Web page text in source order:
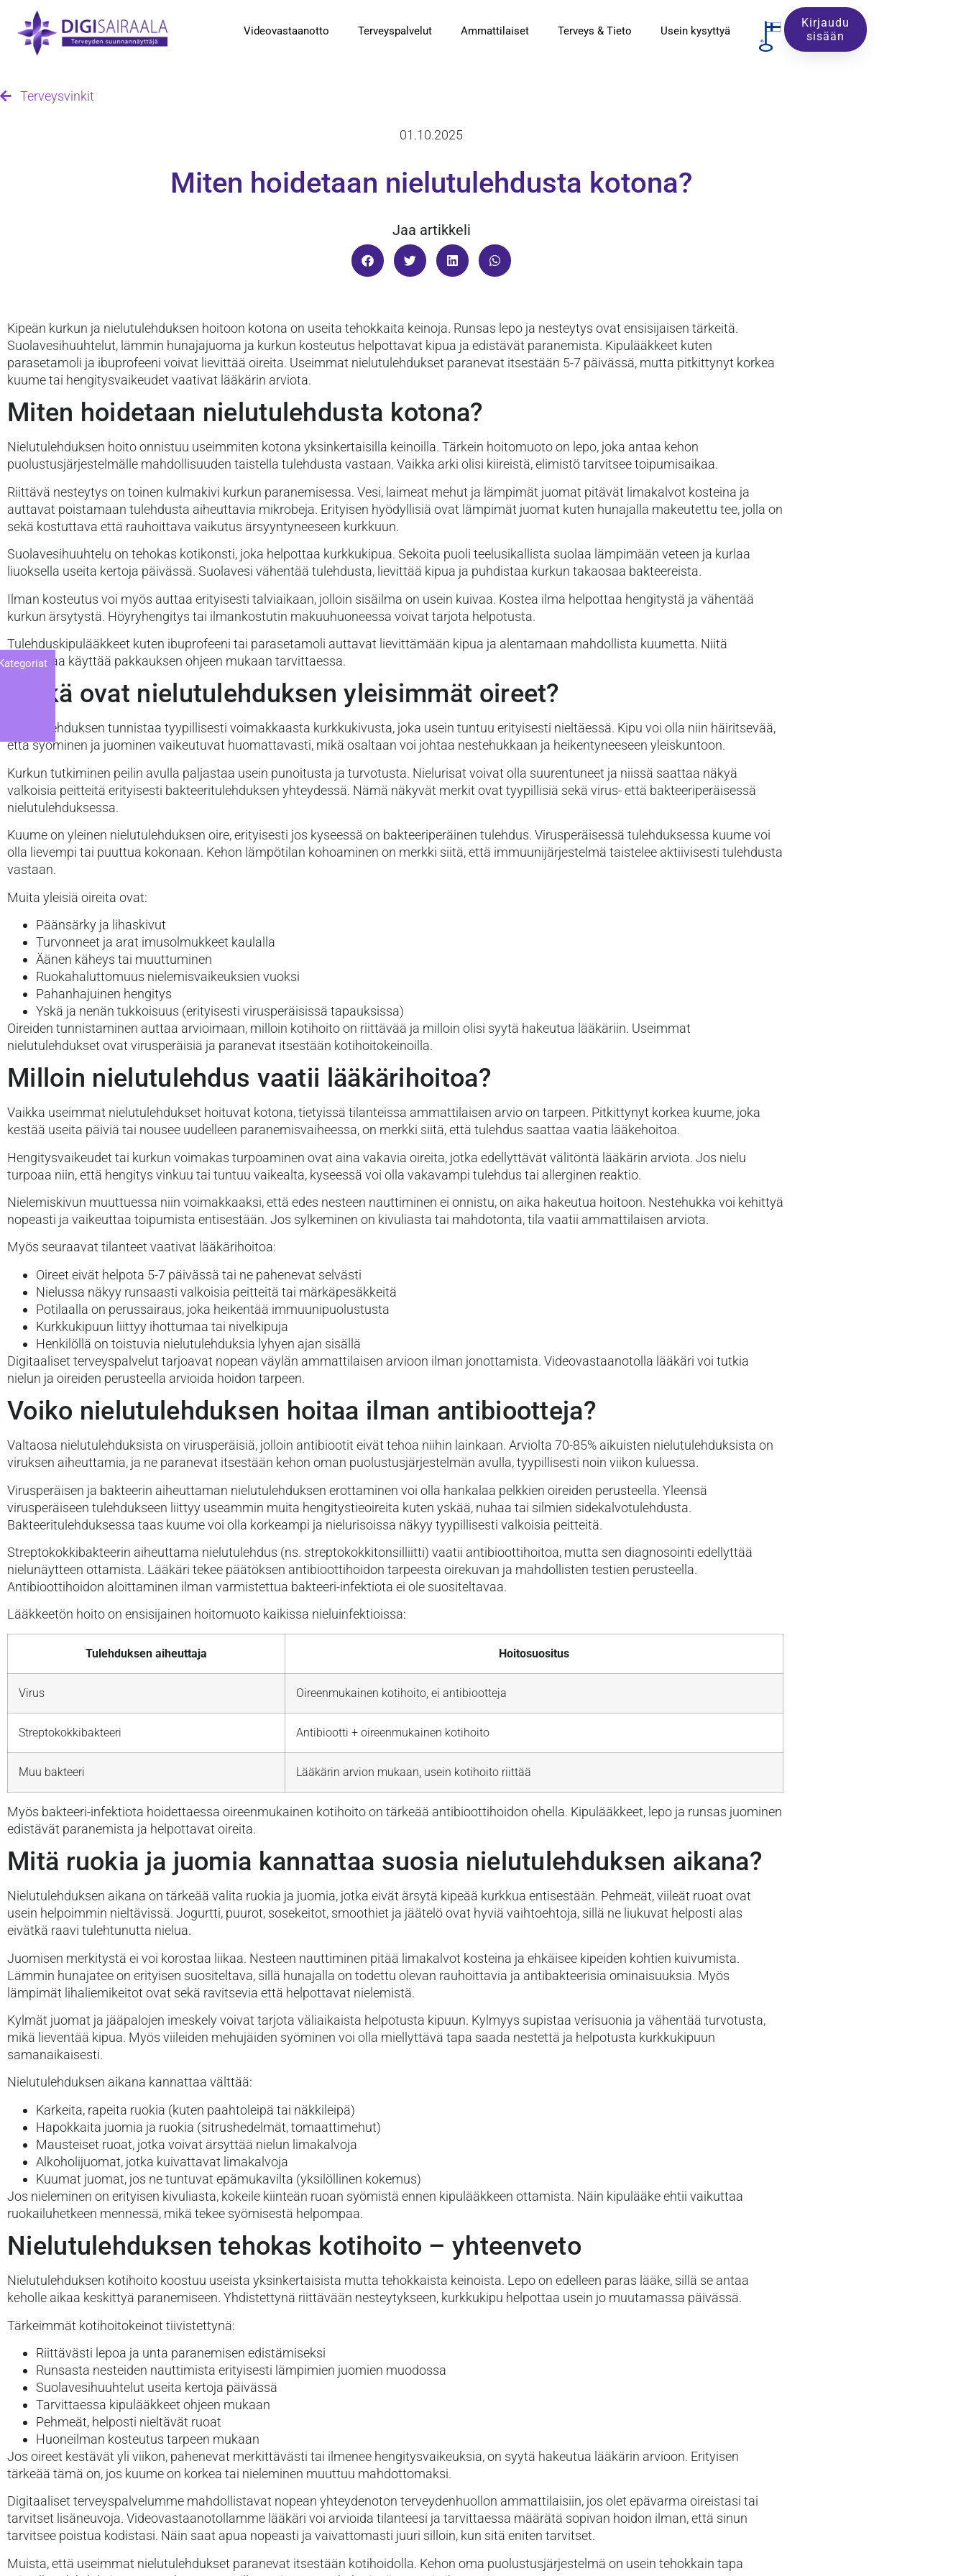
Videovastaanotto Terveyspalvelut Ammattilaiset Terveys & Tieto Usein kysyttyä
Kirjaudu
sisään
Terveysvinkit
01.10.2025
Miten hoidetaan nielutulehdusta kotona?
Jaa artikkeli
Kipeän kurkun ja nielutulehduksen hoitoon kotona on useita tehokkaita keinoja. Runsas lepo ja nesteytys ovat ensisijaisen tärkeitä.
Suolavesihuuhtelut, lämmin hunajajuoma ja kurkun kosteutus helpottavat kipua ja edistävät paranemista. Kipulääkkeet kuten
parasetamoli ja ibuprofeeni voivat lievittää oireita. Useimmat nielutulehdukset paranevat itsestään 5-7 päivässä, mutta pitkittynyt korkea
kuume tai hengitysvaikeudet vaativat lääkärin arviota.
Miten hoidetaan nielutulehdusta kotona?
Nielutulehduksen hoito onnistuu useimmiten kotona yksinkertaisilla keinoilla. Tärkein hoitomuoto on lepo, joka antaa kehon
puolustusjärjestelmälle mahdollisuuden taistella tulehdusta vastaan. Vaikka arki olisi kiireistä, elimistö tarvitsee toipumisaikaa.
Riittävä nesteytys on toinen kulmakivi kurkun paranemisessa. Vesi, laimeat mehut ja lämpimät juomat pitävät limakalvot kosteina ja
auttavat poistamaan tulehdusta aiheuttavia mikrobeja. Erityisen hyödyllisiä ovat lämpimät juomat kuten hunajalla makeutettu tee, jolla on
sekä kostuttava että rauhoittava vaikutus ärsyyntyneeseen kurkkuun.
Suolavesihuuhtelu on tehokas kotikonsti, joka helpottaa kurkkukipua. Sekoita puoli teelusikallista suolaa lämpimään veteen ja kurlaa
liuoksella useita kertoja päivässä. Suolavesi vähentää tulehdusta, lievittää kipua ja puhdistaa kurkun takaosaa bakteereista.
Ilman kosteutus voi myös auttaa erityisesti talviaikaan, jolloin sisäilma on usein kuivaa. Kostea ilma helpottaa hengitystä ja vähentää
kurkun ärsytystä. Höyryhengitys tai ilmankostutin makuuhuoneessa voivat tarjota helpotusta.
Tulehduskipulääkkeet kuten ibuprofeeni tai parasetamoli auttavat lievittämään kipua ja alentamaan mahdollista kuumetta. Niitä
kannattaa käyttää pakkauksen ohjeen mukaan tarvittaessa.
Mitkä ovat nielutulehduksen yleisimmät oireet?
Nielutulehduksen tunnistaa tyypillisesti voimakkaasta kurkkukivusta, joka usein tuntuu erityisesti nieltäessä. Kipu voi olla niin häiritsevää,
että syöminen ja juominen vaikeutuvat huomattavasti, mikä osaltaan voi johtaa nestehukkaan ja heikentyneeseen yleiskuntoon.
Kurkun tutkiminen peilin avulla paljastaa usein punoitusta ja turvotusta. Nielurisat voivat olla suurentuneet ja niissä saattaa näkyä
valkoisia peitteitä erityisesti bakteeritulehduksen yhteydessä. Nämä näkyvät merkit ovat tyypillisiä sekä virus- että bakteeriperäisessä
nielutulehduksessa.
Kuume on yleinen nielutulehduksen oire, erityisesti jos kyseessä on bakteeriperäinen tulehdus. Virusperäisessä tulehduksessa kuume voi
olla lievempi tai puuttua kokonaan. Kehon lämpötilan kohoaminen on merkki siitä, että immuunijärjestelmä taistelee aktiivisesti tulehdusta
vastaan.
Muita yleisiä oireita ovat:
Päänsärky ja lihaskivut
Turvonneet ja arat imusolmukkeet kaulalla
Äänen käheys tai muuttuminen
Ruokahaluttomuus nielemisvaikeuksien vuoksi
Pahanhajuinen hengitys
Yskä ja nenän tukkoisuus (erityisesti virusperäisissä tapauksissa)
Oireiden tunnistaminen auttaa arvioimaan, milloin kotihoito on riittävää ja milloin olisi syytä hakeutua lääkäriin. Useimmat
nielutulehdukset ovat virusperäisiä ja paranevat itsestään kotihoitokeinoilla.
Milloin nielutulehdus vaatii lääkärihoitoa?
Vaikka useimmat nielutulehdukset hoituvat kotona, tietyissä tilanteissa ammattilaisen arvio on tarpeen. Pitkittynyt korkea kuume, joka
kestää useita päiviä tai nousee uudelleen paranemisvaiheessa, on merkki siitä, että tulehdus saattaa vaatia lääkehoitoa.
Hengitysvaikeudet tai kurkun voimakas turpoaminen ovat aina vakavia oireita, jotka edellyttävät välitöntä lääkärin arviota. Jos nielu
turpoaa niin, että hengitys vinkuu tai tuntuu vaikealta, kyseessä voi olla vakavampi tulehdus tai allerginen reaktio.
Nielemiskivun muuttuessa niin voimakkaaksi, että edes nesteen nauttiminen ei onnistu, on aika hakeutua hoitoon. Nestehukka voi kehittyä
nopeasti ja vaikeuttaa toipumista entisestään. Jos sylkeminen on kivuliasta tai mahdotonta, tila vaatii ammattilaisen arviota.
Myös seuraavat tilanteet vaativat lääkärihoitoa:
Oireet eivät helpota 5-7 päivässä tai ne pahenevat selvästi
Nielussa näkyy runsaasti valkoisia peitteitä tai märkäpesäkkeitä
Potilaalla on perussairaus, joka heikentää immuunipuolustusta
Kurkkukipuun liittyy ihottumaa tai nivelkipuja
Henkilöllä on toistuvia nielutulehduksia lyhyen ajan sisällä
Digitaaliset terveyspalvelut tarjoavat nopean väylän ammattilaisen arvioon ilman jonottamista. Videovastaanotolla lääkäri voi tutkia
nielun ja oireiden perusteella arvioida hoidon tarpeen.
Voiko nielutulehduksen hoitaa ilman antibiootteja?
Valtaosa nielutulehduksista on virusperäisiä, jolloin antibiootit eivät tehoa niihin lainkaan. Arviolta 70-85% aikuisten nielutulehduksista on
viruksen aiheuttamia, ja ne paranevat itsestään kehon oman puolustusjärjestelmän avulla, tyypillisesti noin viikon kuluessa.
Virusperäisen ja bakteerin aiheuttaman nielutulehduksen erottaminen voi olla hankalaa pelkkien oireiden perusteella. Yleensä
virusperäiseen tulehdukseen liittyy useammin muita hengitystieoireita kuten yskää, nuhaa tai silmien sidekalvotulehdusta.
Bakteeritulehduksessa taas kuume voi olla korkeampi ja nielurisoissa näkyy tyypillisesti valkoisia peitteitä.
Streptokokkibakteerin aiheuttama nielutulehdus (ns. streptokokkitonsilliitti) vaatii antibioottihoitoa, mutta sen diagnosointi edellyttää
nielunäytteen ottamista. Lääkäri tekee päätöksen antibioottihoidon tarpeesta oirekuvan ja mahdollisten testien perusteella.
Antibioottihoidon aloittaminen ilman varmistettua bakteeri-infektiota ei ole suositeltavaa.
Lääkkeetön hoito on ensisijainen hoitomuoto kaikissa nieluinfektioissa:
Tulehduksen aiheuttaja Hoitosuositus
Virus Oireenmukainen kotihoito, ei antibiootteja
Streptokokkibakteeri Antibiootti + oireenmukainen kotihoito
Muu bakteeri Lääkärin arvion mukaan, usein kotihoito riittää
Myös bakteeri-infektiota hoidettaessa oireenmukainen kotihoito on tärkeää antibioottihoidon ohella. Kipulääkkeet, lepo ja runsas juominen
edistävät paranemista ja helpottavat oireita.
Mitä ruokia ja juomia kannattaa suosia nielutulehduksen aikana?
Nielutulehduksen aikana on tärkeää valita ruokia ja juomia, jotka eivät ärsytä kipeää kurkkua entisestään. Pehmeät, viileät ruoat ovat
usein helpoimmin nieltävissä. Jogurtti, puurot, sosekeitot, smoothiet ja jäätelö ovat hyviä vaihtoehtoja, sillä ne liukuvat helposti alas
eivätkä raavi tulehtunutta nielua.
Juomisen merkitystä ei voi korostaa liikaa. Nesteen nauttiminen pitää limakalvot kosteina ja ehkäisee kipeiden kohtien kuivumista.
Lämmin hunajatee on erityisen suositeltava, sillä hunajalla on todettu olevan rauhoittavia ja antibakteerisia ominaisuuksia. Myös
lämpimät lihaliemikeitot ovat sekä ravitsevia että helpottavat nielemistä.
Kylmät juomat ja jääpalojen imeskely voivat tarjota väliaikaista helpotusta kipuun. Kylmyys supistaa verisuonia ja vähentää turvotusta,
mikä lieventää kipua. Myös viileiden mehujäiden syöminen voi olla miellyttävä tapa saada nestettä ja helpotusta kurkkukipuun
samanaikaisesti.
Nielutulehduksen aikana kannattaa välttää:
Karkeita, rapeita ruokia (kuten paahtoleipä tai näkkileipä)
Hapokkaita juomia ja ruokia (sitrushedelmät, tomaattimehut)
Mausteiset ruoat, jotka voivat ärsyttää nielun limakalvoja
Alkoholijuomat, jotka kuivattavat limakalvoja
Kuumat juomat, jos ne tuntuvat epämukavilta (yksilöllinen kokemus)
Jos nieleminen on erityisen kivuliasta, kokeile kiinteän ruoan syömistä ennen kipulääkkeen ottamista. Näin kipulääke ehtii vaikuttaa
ruokailuhetkeen mennessä, mikä tekee syömisestä helpompaa.
Nielutulehduksen tehokas kotihoito – yhteenveto
Nielutulehduksen kotihoito koostuu useista yksinkertaisista mutta tehokkaista keinoista. Lepo on edelleen paras lääke, sillä se antaa
keholle aikaa keskittyä paranemiseen. Yhdistettynä riittävään nesteytykseen, kurkkukipu helpottaa usein jo muutamassa päivässä.
Tärkeimmät kotihoitokeinot tiivistettynä:
Riittävästi lepoa ja unta paranemisen edistämiseksi
Runsasta nesteiden nauttimista erityisesti lämpimien juomien muodossa
Suolavesihuuhtelut useita kertoja päivässä
Tarvittaessa kipulääkkeet ohjeen mukaan
Pehmeät, helposti nieltävät ruoat
Huoneilman kosteutus tarpeen mukaan
Jos oireet kestävät yli viikon, pahenevat merkittävästi tai ilmenee hengitysvaikeuksia, on syytä hakeutua lääkärin arvioon. Erityisen
tärkeää tämä on, jos kuume on korkea tai nieleminen muuttuu mahdottomaksi.
Digitaaliset terveyspalvelumme mahdollistavat nopean yhteydenoton terveydenhuollon ammattilaisiin, jos olet epävarma oireistasi tai
tarvitset lisäneuvoja. Videovastaanotollamme lääkäri voi arvioida tilanteesi ja tarvittaessa määrätä sopivan hoidon ilman, että sinun
tarvitsee poistua kodistasi. Näin saat apua nopeasti ja vaivattomasti juuri silloin, kun sitä eniten tarvitset.
Muista, että useimmat nielutulehdukset paranevat itsestään kotihoidolla. Kehon oma puolustusjärjestelmä on usein tehokkain tapa